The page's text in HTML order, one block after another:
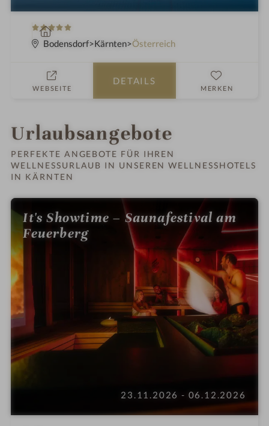
5
S
W
e
n
h
o
t
e
n
Bodensdorf Kärnten Österreich
WEBSEITE
DETAILS
MERKEN
Urlaubsangebote
PERFEKTE ANGEBOTE FÜR IHREN
WELLNESSURLAUB IN UNSEREN WELLNESSHOTELS
IN KÄRNTEN
It's Showtime – Saunafestival am
Feuerberg
23.11.2026 - 06.12.2026